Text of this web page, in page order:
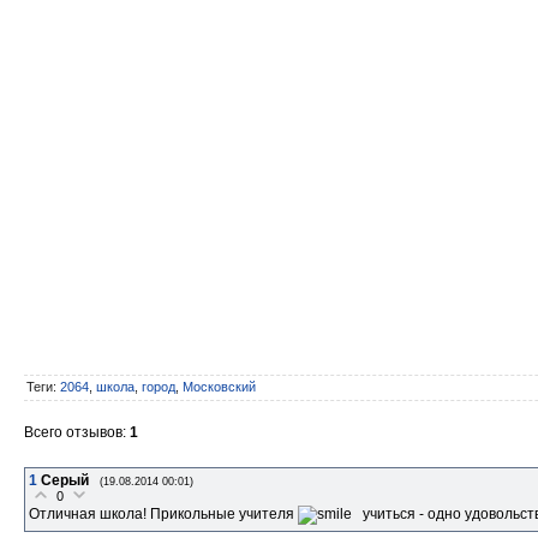
Теги: 2064 школа город Московский
Всего отзывов: 1
1 Серый (19.08.2014 00:01)
0
Отличная школа! Прикольные учителя учиться - одно